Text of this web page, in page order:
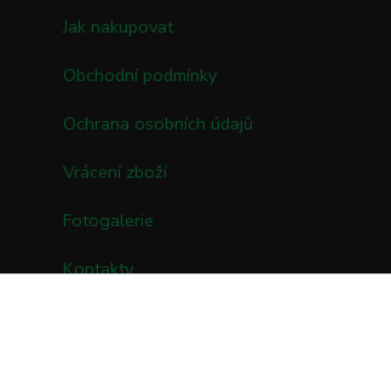
Jak nakupovat
Obchodní podmínky
Ochrana osobních údajů
Vrácení zboží
Fotogalerie
Kontakty